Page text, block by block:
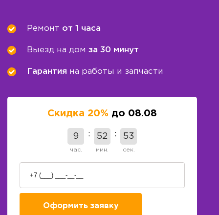
Ремонт от 1 часа
Выезд на дом за 30 минут
Гарантия на работы и запчасти
Скидка 20% до 08.08
9
час.
52
мин.
53
сек.